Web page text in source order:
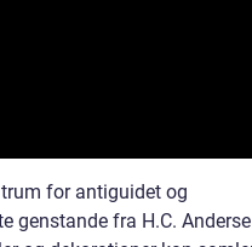
for antiguidet og
genstande fra H.C.